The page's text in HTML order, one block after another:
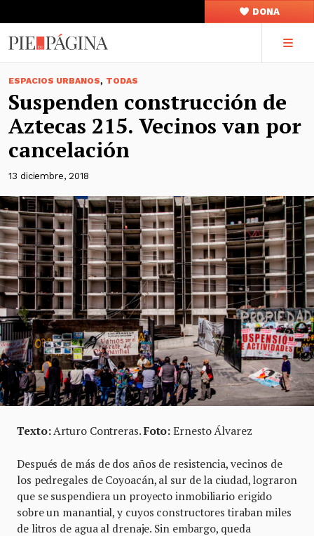
DONA
ESPACIOS URBANOS, TODAS
Suspenden construcción de
Aztecas 215. Vecinos van por
cancelación
13 diciembre, 2018
Texto: Arturo Contreras. Foto:Ernesto Álvarez
Después de más de dos años de resistencia, vecinos de
los pedregales de Coyoacán, al sur de la ciudad, lograron
que se suspendiera un proyecto inmobiliario erigido
sobre un manantial, y cuyos constructores tiraban miles
de litros de agua al drenaje. Sin embargo, queda